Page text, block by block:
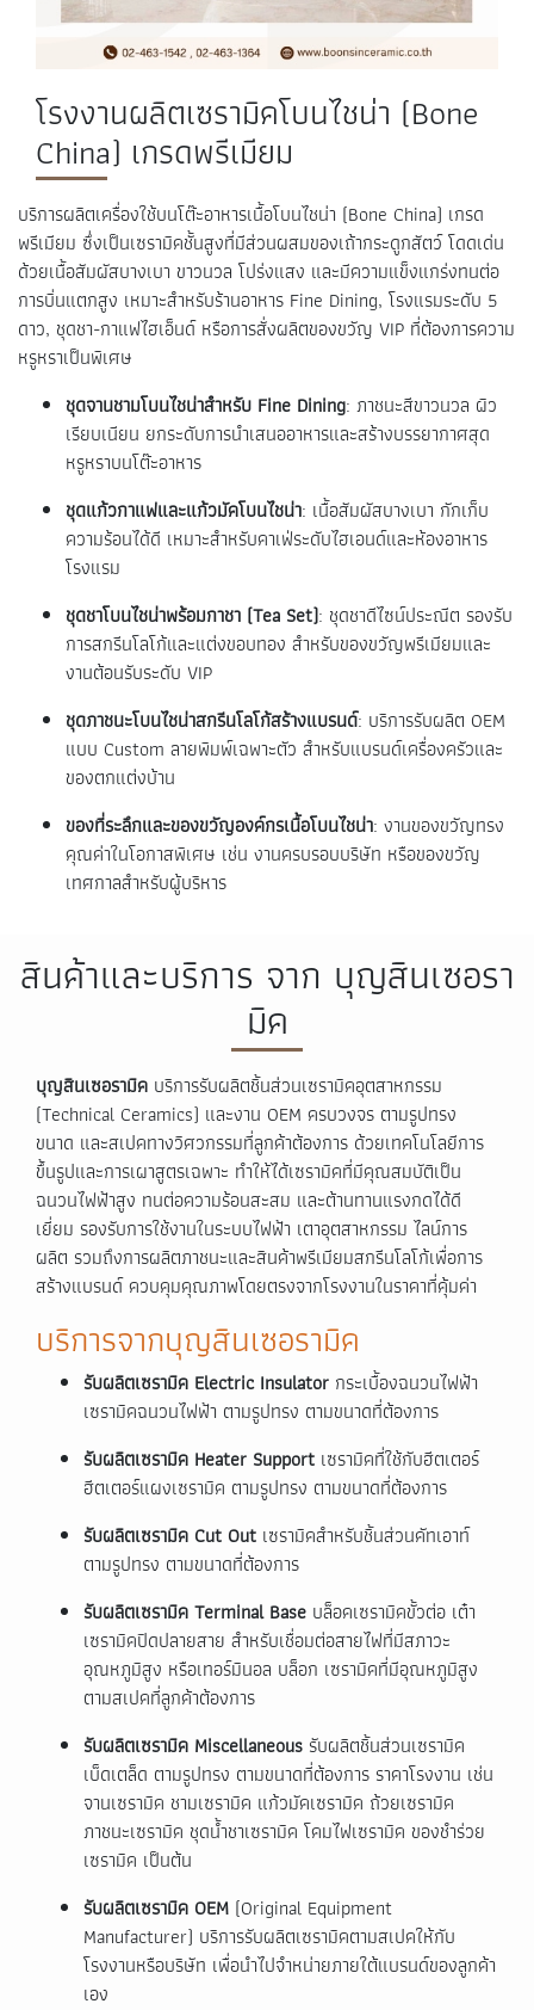
โรงงานผลิตเซรามิคโบนไชน่า (Bone
China) เกรดพรีเมียม
บริการผลิตเครื่องใช้บนโต๊ะอาหารเนื้อโบนไชน่า (Bone China) เกรด
พรีเมียม ซึ่งเป็นเซรามิคชั้นสูงที่มีส่วนผสมของเถ้ากระดูกสัตว์ โดดเด่น
ด้วยเนื้อสัมผัสบางเบา ขาวนวล โปร่งแสง และมีความแข็งแกร่งทนต่อ
การบิ่นแตกสูง เหมาะสำหรับร้านอาหาร Fine Dining, โรงแรมระดับ 5
ดาว, ชุดชา-กาแฟไฮเอ็นด์ หรือการสั่งผลิตของขวัญ VIP ที่ต้องการความ
หรูหราเป็นพิเศษ
ชุดจานชามโบนไชน่าสำหรับ Fine Dining: ภาชนะสีขาวนวล ผิว
เรียบเนียน ยกระดับการนำเสนออาหารและสร้างบรรยากาศสุด
หรูหราบนโต๊ะอาหาร
ชุดแก้วกาแฟและแก้วมัคโบนไชน่า: เนื้อสัมผัสบางเบา กักเก็บ
ความร้อนได้ดี เหมาะสำหรับคาเฟ่ระดับไฮเอนด์และห้องอาหาร
โรงแรม
ชุดชาโบนไชน่าพร้อมกาชา (Tea Set): ชุดชาดีไซน์ประณีต รองรับ
การสกรีนโลโก้และแต่งขอบทอง สำหรับของขวัญพรีเมียมและ
งานต้อนรับระดับ VIP
ชุดภาชนะโบนไชน่าสกรีนโลโก้สร้างแบรนด์: บริการรับผลิต OEM
แบบ Custom ลายพิมพ์เฉพาะตัว สำหรับแบรนด์เครื่องครัวและ
ของตกแต่งบ้าน
ของที่ระลึกและของขวัญองค์กรเนื้อโบนไชน่า: งานของขวัญทรง
คุณค่าในโอกาสพิเศษ เช่น งานครบรอบบริษัท หรือของขวัญ
เทศกาลสำหรับผู้บริหาร
สินค้าและบริการ จาก บุญสินเซอรา
มิค
บุญสินเซอรามิค บริการรับผลิตชิ้นส่วนเซรามิคอุตสาหกรรม
(Technical Ceramics) และงาน OEM ครบวงจร ตามรูปทรง
ขนาด และสเปคทางวิศวกรรมที่ลูกค้าต้องการ ด้วยเทคโนโลยีการ
ขึ้นรูปและการเผาสูตรเฉพาะ ทำให้ได้เซรามิคที่มีคุณสมบัติเป็น
ฉนวนไฟฟ้าสูง ทนต่อความร้อนสะสม และต้านทานแรงกดได้ดี
เยี่ยม รองรับการใช้งานในระบบไฟฟ้า เตาอุตสาหกรรม ไลน์การ
ผลิต รวมถึงการผลิตภาชนะและสินค้าพรีเมียมสกรีนโลโก้เพื่อการ
สร้างแบรนด์ ควบคุมคุณภาพโดยตรงจากโรงงานในราคาที่คุ้มค่า
บริการจากบุญสินเซอรามิค​​
รับผลิตเซรามิค Electric Insulator กระเบื้องฉนวนไฟฟ้า
เซรามิคฉนวนไฟฟ้า ตามรูปทรง ตามขนาดที่ต้องการ
รับผลิตเซรามิค Heater Support เซรามิคที่ใช้กับฮีตเตอร์
ฮีตเตอร์แผงเซรามิค ตามรูปทรง ตามขนาดที่ต้องการ
รับผลิตเซรามิค Cut Out เซรามิคสำหรับชิ้นส่วนคัทเอาท์
ตามรูปทรง ตามขนาดที่ต้องการ
รับผลิตเซรามิค Terminal Base บล็อคเซรามิคขั้วต่อ เต๋า
เซรามิคปิดปลายสาย สำหรับเชื่อมต่อสายไฟที่มีสภาวะ
อุณหภูมิสูง หรือเทอร์มินอล บล็อก เซรามิคที่มีอุณหภูมิสูง
ตามสเปคที่ลูกค้าต้องการ
รับผลิตเซรามิค Miscellaneous รับผลิตชิ้นส่วนเซรามิค
เบ็ดเตล็ด ตามรูปทรง ตามขนาดที่ต้องการ ราคาโรงงาน เช่น
จานเซรามิค ชามเซรามิค แก้วมัคเซรามิค ถ้วยเซรามิค
ภาชนะเซรามิค ชุดน้ำชาเซรามิค โคมไฟเซรามิค ของชำร่วย
เซรามิค เป็นต้น
รับผลิตเซรามิค OEM (Original Equipment
Manufacturer) บริการรับผลิตเซรามิคตามสเปคให้กับ
โรงงานหรือบริษัท เพื่อนำไปจำหน่ายภายใต้แบรนด์ของลูกค้า
เอง